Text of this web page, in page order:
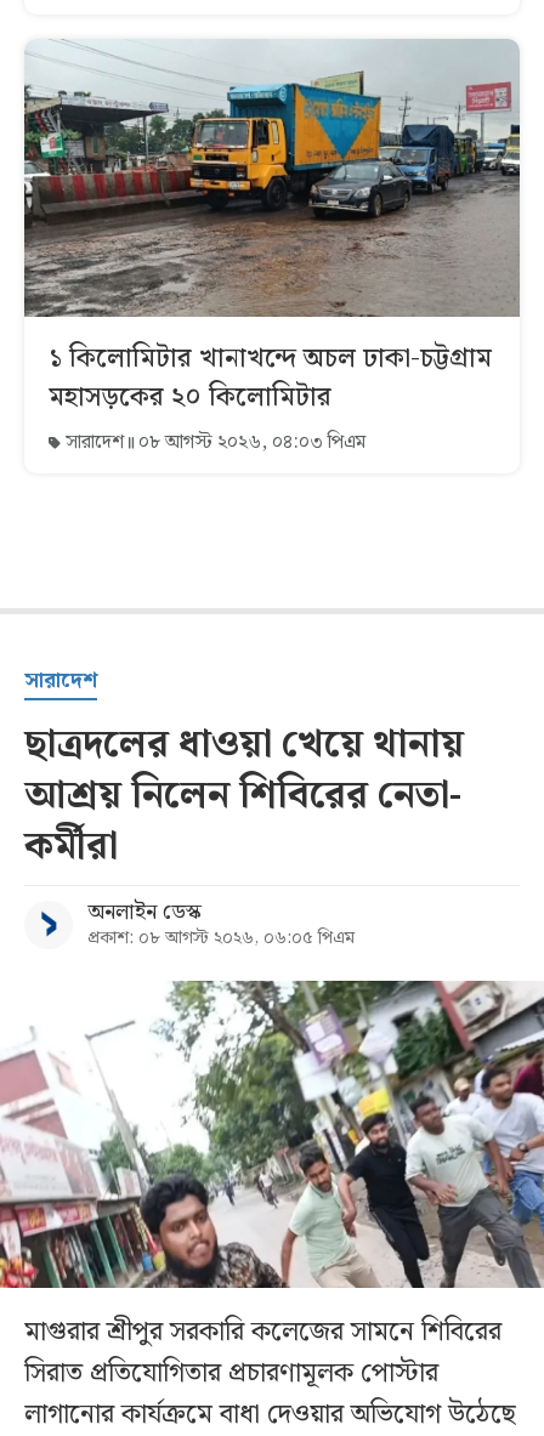
১ কিলোমিটার খানাখন্দে অচল ঢাকা-চট্টগ্রাম
মহাসড়কের ২০ কিলোমিটার
সারাদেশ ০৮ আগস্ট ২০২৬, ০৪:০৩ পিএম
সারাদেশ
ছাত্রদলের ধাওয়া খেয়ে থানায়
আশ্রয় নিলেন শিবিরের নেতা-
কর্মীরা
অনলাইন ডেস্ক
প্রকাশ: ০৮ আগস্ট ২০২৬, ০৬:০৫ পিএম
মাগুরার শ্রীপুর সরকারি কলেজের সামনে শিবিরের
সিরাত প্রতিযোগিতার প্রচারণামূলক পোস্টার
লাগানোর কার্যক্রমে বাধা দেওয়ার অভিযোগ উঠেছে